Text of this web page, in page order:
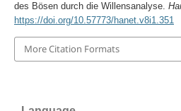
des Bösen durch die Willensanalyse.
https://doi.org/10.57773/hanet.v8i1.351
More Citation Formats